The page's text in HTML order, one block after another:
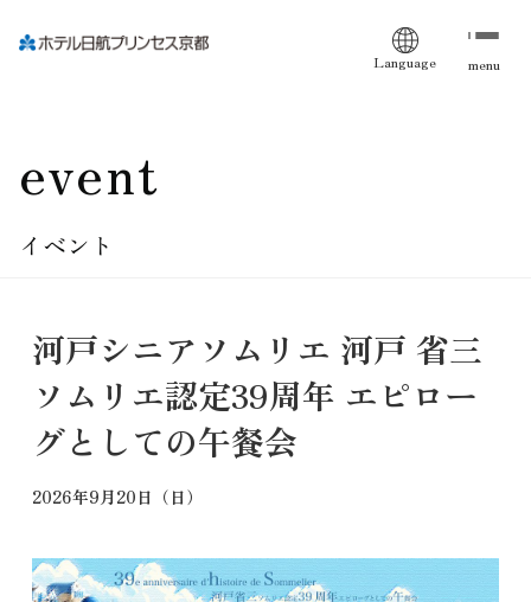
Language menu
event
イベント
河戸シニアソムリエ 河戸 省三
ソムリエ認定39周年 エピロー
グとしての午餐会
2026年9月20日（日）